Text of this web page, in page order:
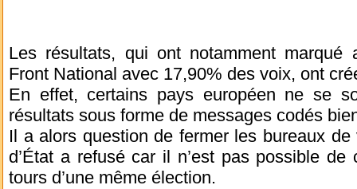
Les résultats, qui ont notamment marqué
Front National avec 17,90% des voix, ont
En effet, certains pays européen ne se
résultats sous forme de messages codés
Il a alors question de fermer les bureaux
d’État a refusé car il n’est pas possible
tours d’une même élection.